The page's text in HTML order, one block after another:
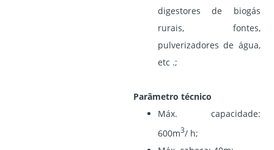
digestores de biogás
rurais, fontes,
pulverizadores de água,
etc .;
Parâmetro técnico
Máx. capacidade:
600m3/ h;